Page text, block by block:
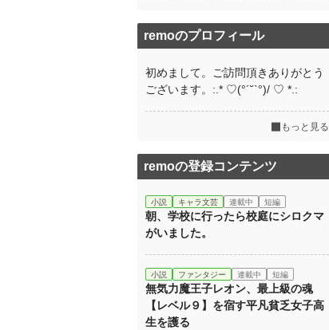
remoのプロフィール
初めまして。ご訪問頂きありがとう
ございます。:.* ♡(°´˘`°)/ ♡ *.:
もっと見る
remoの登録コンテンツ
小説 キャラ文芸 連載中 短編
朝、学校に行ったら校庭にシロクマ
がいました。
小説 ファンタジー 連載中 短編
無気力魔王子レオン、最上級の魂
【レベル９】を宿す平凡貧乏女子高
生を護る